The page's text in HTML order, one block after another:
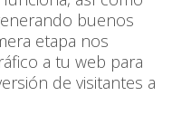
buenos
etapa nos
a tu web para
de visitantes a